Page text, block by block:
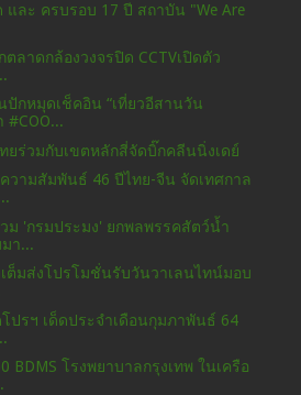
และ ครบรอบ 17 ปี สถาบัน "We Are
ลาดกล้องวงจรปิด CCTVเปิดตัว
ปักหมุดเช็คอิน “เที่ยวอีสานวัน
#COO...
ยร่วมกับเขตหลักสี่จัดบิ๊กคลีนนิ่งเดย์
วามสัมพันธ์ 46 ปีไทย-จีน จัดเทศกาล
ม 'กรมประมง' ยกพลพรรคสัตว์น้ำ
า...
ต็มส่งโปรโมชั่นรับวันวาเลนไทน์มอบ
โปรฯ เด็ดประจำเดือนกุมภาพันธ์ 64
BDMS โรงพยาบาลกรุงเทพ ในเครือ